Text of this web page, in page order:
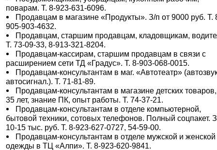
поварам. Т. 8-923-631-6096.
Продавцам в магазине «Продукты». З/п от 9000 руб. Т.
905-903-4632.
Продавцам, старшим продавцам, кладовщикам,
Т. 73-09-33, 8-913-321-8204.
Продавцам-кассирам, старшим продавцам в связи с
расширением сети ТД «Градус». Т. 8-903-068-0015.
Продавцам-консультантам в маг. «Автотеатр»
автосигнал.). Т. 71-81-89.
Продавцам-консультантам в магазине детских
35 лет, знание ПК, опыт работы. Т. 74-37-21.
Продавцам-консультантам в отделе компьютерной,
бытовой техники, сотовых телефонов. Полный соцпакет.
10-15 тыс. руб. Т. 8-923-627-0727, 54-59-00.
Продавцам-консультантам в отделе мужской и женской
одежды в ТЦ «Алпи». Т. 8-923-620-9841.